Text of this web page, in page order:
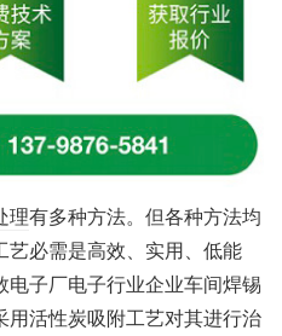
理有多种方法。但各种方法均
必需是高效、实用、低能
子厂电子行业企业车间焊锡
活性炭吸附工艺对其进行治